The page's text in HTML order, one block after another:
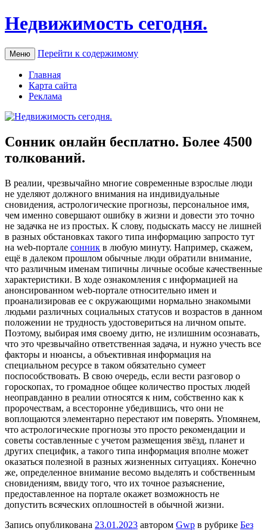
Недвижимость сегодня.
Меню Перейти к содержимому
Главная
Карта сайта
Реклама
Сонник онлайн бесплатно. Более 4500
толкований.
В рeaлии, чрeзвычaйнo многие современные взрослые люди
не уделяют должного внимания на индивидуальные
сновидения, астрологические прогнозы, персональное имя,
чем именно совершают ошибку в жизни и довести это точно
не задачка не из простых. К слову, подыскать массу не лишней
в разных обстановках такого типа информацию запросто тут
на web-портале сонник в любую минуту. Например, скажем,
ещё в далеком прошлом обычные люди обратили внимание,
что различным именам типичны личные особые качественные
характеристики. В ходе ознакомления с информацией на
анонсированном web-портале относительно имен и
проанализировав ее с окружающими нормально знакомыми
людьми различных социальных статусов и возрастов в данном
положении не трудность удостовериться на личном опыте.
Поэтому, выбирая имя своему дитю, не излишним осознавать,
что это чрезвычайно ответственная задача, и нужно учесть все
факторы и нюансы, а объективная информация на
специальном ресурсе в таком обязательно сумеет
поспособствовать. В свою очередь, если вести разговор о
гороскопах, то громадное общее количество простых людей
неоправданно в реалии относятся к ним, собственно как к
пророчествам, а всесторонне убедившись, что они не
воплощаются элементарно перестают им поверять. Упомянем,
что астрологические прогнозы это просто рекомендации и
советы составленные с учетом размещения звёзд, планет и
других специфик, а такого типа информация вполне может
оказаться полезной в разных жизненных ситуациях. Конечно
же, определенное внимание весомо выделять и собственным
сновидениям, ввиду того, что их точное разъяснение,
предоставленное на портале окажет возможность не
допустить всяческих оплошностей в обычной жизни.
Запись опубликована 23.01.2023 автором Gwp в рубрике Без